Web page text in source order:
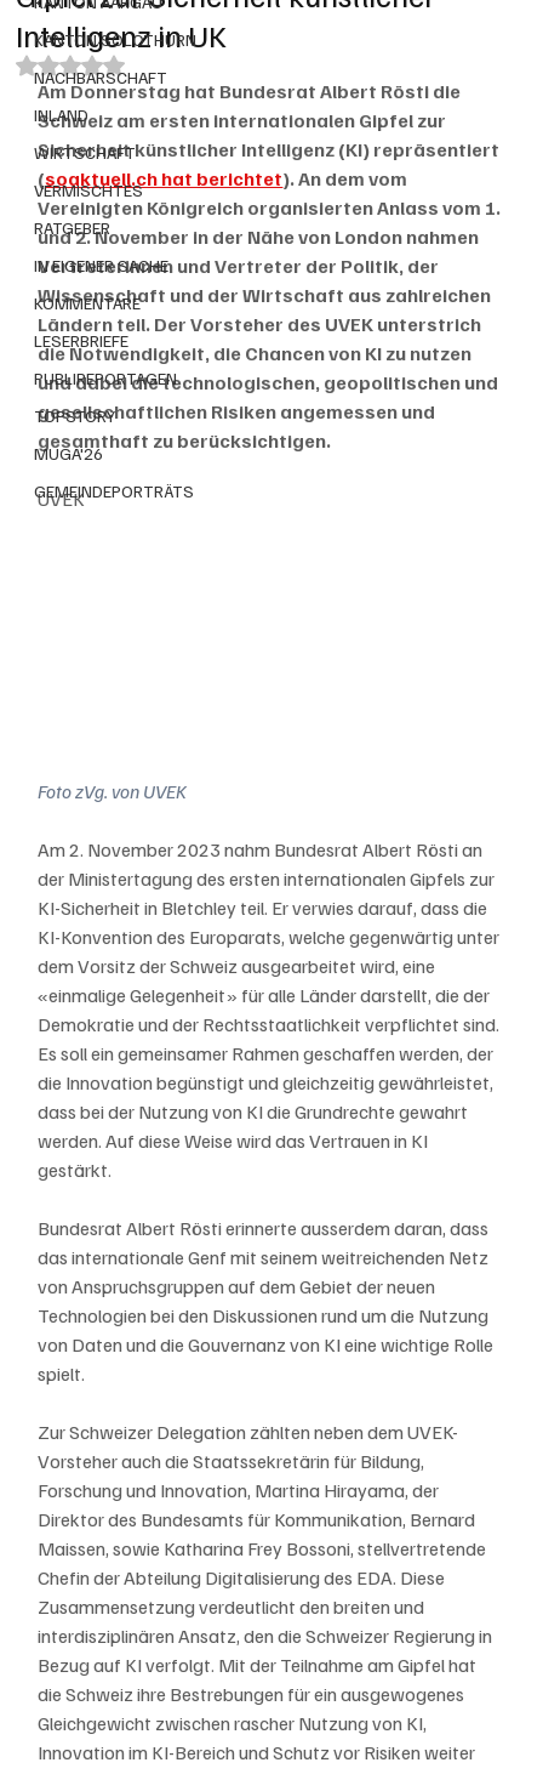
KANTON SOLOTHURN
NACHBARSCHAFT
INLAND
WIRTSCHAFT
VERMISCHTES
RATGEBER
IN EIGENER SACHE
KOMMENTARE
LESERBRIEFE
PUBLIREPORTAGEN
TOPSTORY
MUGA'26
GEMEINDEPORTRÄTS
Intelligenz in UK
Mit NaN von 5 Sternen bewertet.
Am Donnerstag hat Bundesrat Albert Rösti die
Schweiz am ersten internationalen Gipfel zur
Sicherheit künstlicher Intelligenz (KI) repräsentiert
(soaktuell.ch hat berichtet). An dem vom
Vereinigten Königreich organisierten Anlass vom 1.
und 2. November in der Nähe von London nahmen
Vertreterinnen und Vertreter der Politik, der
Wissenschaft und der Wirtschaft aus zahlreichen
Ländern teil. Der Vorsteher des UVEK unterstrich
die Notwendigkeit, die Chancen von KI zu nutzen
und dabei die technologischen, geopolitischen und
gesellschaftlichen Risiken angemessen und
gesamthaft zu berücksichtigen.
UVEK
Foto zVg. von UVEK
Am 2. November 2023 nahm Bundesrat Albert Rösti an
der Ministertagung des ersten internationalen Gipfels zur
KI-Sicherheit in Bletchley teil. Er verwies darauf, dass die
KI-Konvention des Europarats, welche gegenwärtig unter
dem Vorsitz der Schweiz ausgearbeitet wird, eine
«einmalige Gelegenheit» für alle Länder darstellt, die der
Demokratie und der Rechtsstaatlichkeit verpflichtet sind.
Es soll ein gemeinsamer Rahmen geschaffen werden, der
die Innovation begünstigt und gleichzeitig gewährleistet,
dass bei der Nutzung von KI die Grundrechte gewahrt
werden. Auf diese Weise wird das Vertrauen in KI
gestärkt.
Bundesrat Albert Rösti erinnerte ausserdem daran, dass
das internationale Genf mit seinem weitreichenden Netz
von Anspruchsgruppen auf dem Gebiet der neuen
Technologien bei den Diskussionen rund um die Nutzung
von Daten und die Gouvernanz von KI eine wichtige Rolle
spielt.
Zur Schweizer Delegation zählten neben dem UVEK-
Vorsteher auch die Staatssekretärin für Bildung,
Forschung und Innovation, Martina Hirayama, der
Direktor des Bundesamts für Kommunikation, Bernard
Maissen, sowie Katharina Frey Bossoni, stellvertretende
Chefin der Abteilung Digitalisierung des EDA. Diese
Zusammensetzung verdeutlicht den breiten und
interdisziplinären Ansatz, den die Schweizer Regierung in
Bezug auf KI verfolgt. Mit der Teilnahme am Gipfel hat
die Schweiz ihre Bestrebungen für ein ausgewogenes
Gleichgewicht zwischen rascher Nutzung von KI,
Innovation im KI-Bereich und Schutz vor Risiken weiter